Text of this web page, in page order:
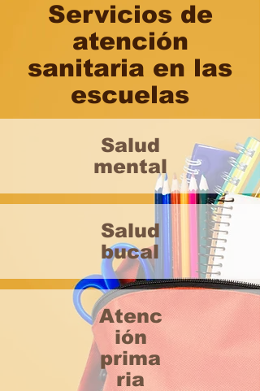
Servicios de
atención
sanitaria en las
escuelas
Salud
mental
Salud
bucal
Atenc
ión
prima
ria